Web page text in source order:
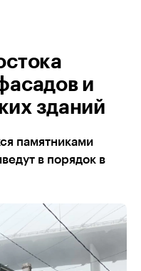
и
зданий
памятниками
в порядок в